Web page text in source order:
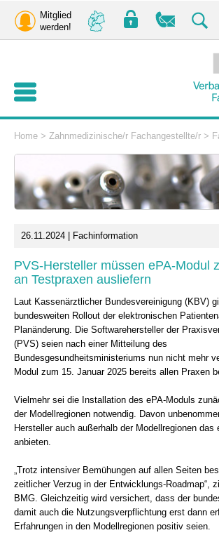
Mitglied
werden!
Home > Zahnmedizinische/r Fachangestellte/r >
26.11.2024 | Fachinformation
PVS-Hersteller müssen ePA-Modul
an Testpraxen ausliefern
Laut Kassenärztlicher Bundesvereinigung (KBV)
bundesweiten Rollout der elektronischen
Planänderung. Die Softwarehersteller der
(PVS) seien nach einer Mitteilung des
Bundesgesundheitsministeriums nun nicht mehr
Modul zum 15. Januar 2025 bereits allen Praxen
Vielmehr sei die Installation des ePA-Moduls
der Modellregionen notwendig. Davon
Hersteller auch außerhalb der Modellregionen das
anbieten.
„Trotz intensiver Bemühungen auf allen Seiten
zeitlicher Verzug in der Entwicklungs-Roadmap“,
BMG. Gleichzeitig wird versichert, dass der
damit auch die Nutzungsverpflichtung erst dann
Erfahrungen in den Modellregionen positiv seien.